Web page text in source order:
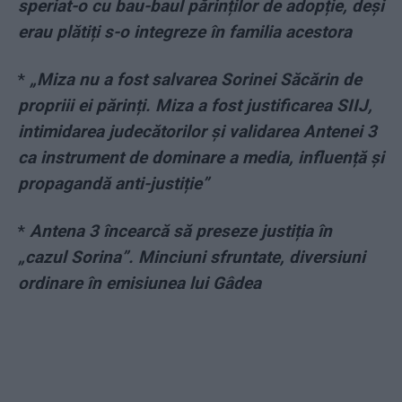
speriat-o cu bau-baul părinților de adopție, deși
erau plătiți s-o integreze în familia acestora
* „Miza nu a fost salvarea Sorinei Săcărin de
propriii ei părinți. Miza a fost justificarea SIIJ,
intimidarea judecătorilor și validarea Antenei 3
ca instrument de dominare a media, influență și
propagandă anti-justiție”
* Antena 3 încearcă să preseze justiția în
„cazul Sorina”. Minciuni sfruntate, diversiuni
ordinare în emisiunea lui Gâdea